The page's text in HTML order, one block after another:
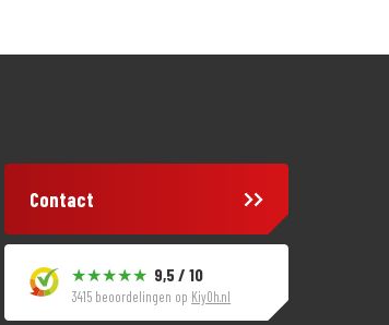
Contact
9,5 / 10
3415 beoordelingen op KiyOh.nl